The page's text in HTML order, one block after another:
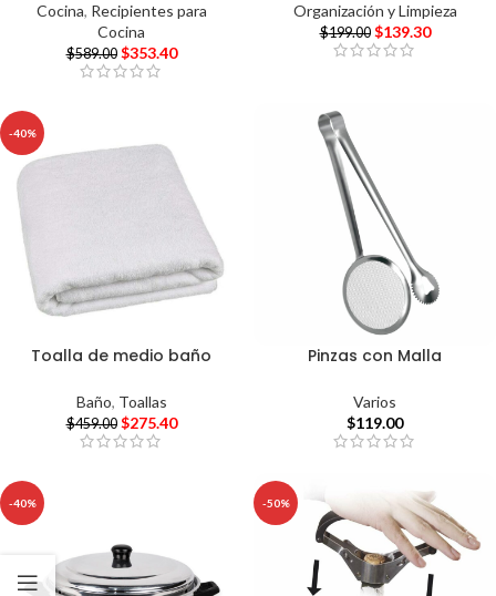
Cocina, Recipientes para
Cocina
$589.00 $353.40
Organización y Limpieza
$199.00 $139.30
-40%
Toalla de medio baño
Baño, Toallas
$459.00 $275.40
Pinzas con Malla
Varios
$119.00
-40% -50%